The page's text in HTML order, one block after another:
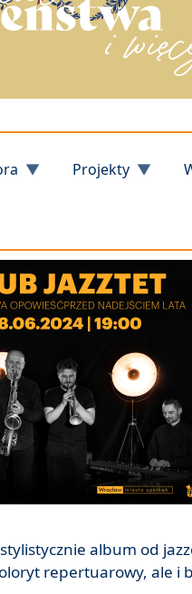
Projekty
album od
repertuarowy, ale i